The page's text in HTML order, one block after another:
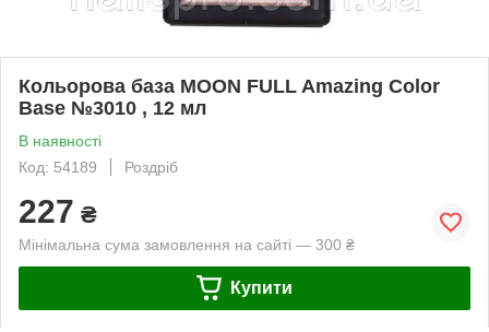
Кольорова база MOON FULL Amazing Color
Base №3010 , 12 мл
В наявності
Код: 54189
Роздріб
227 ₴
Мінімальна сума замовлення на сайті — 300 ₴
Купити